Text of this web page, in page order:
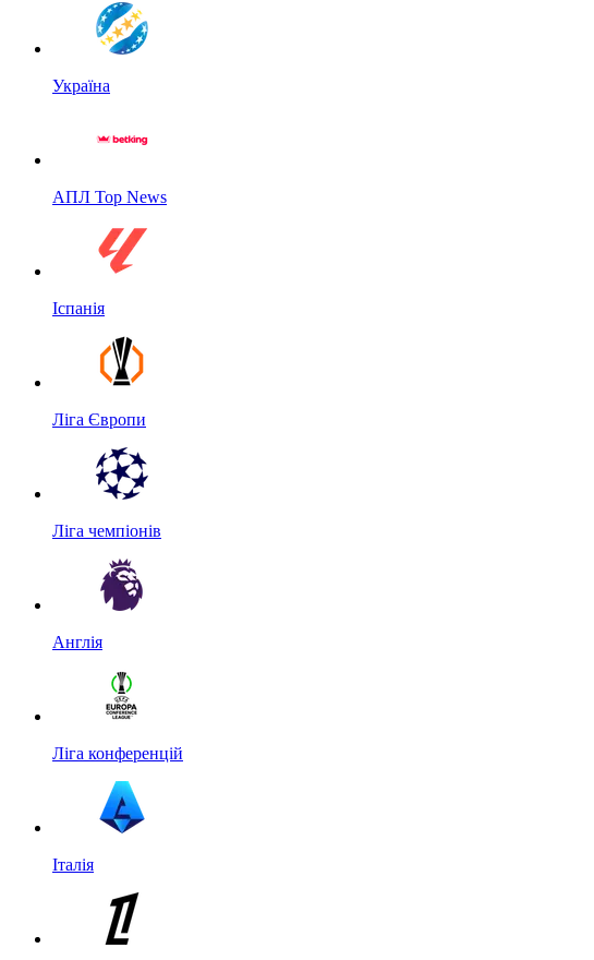
Україна
АПЛ Top News
Іспанія
Ліга Європи
Ліга чемпіонів
Англія
Ліга конференцій
Італія